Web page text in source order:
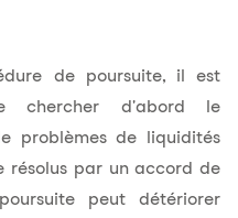
de poursuite, il est
chercher d'abord le
problèmes de liquidités
résolus par un accord de
peut détériorer